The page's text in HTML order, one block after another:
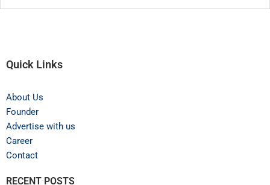
Quick Links
About Us
Founder
Advertise with us
Career
Contact
RECENT POSTS